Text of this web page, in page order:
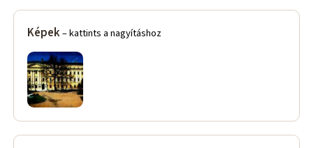
Képek– kattints a nagyításhoz